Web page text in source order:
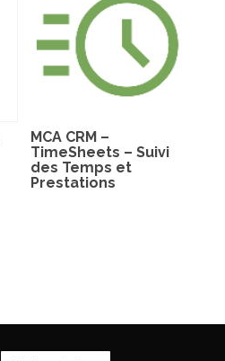
MCA CRM –
TimeSheets – Suivi
des Temps et
Prestations